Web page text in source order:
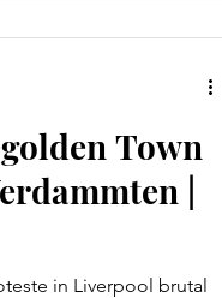
Town
|
in Liverpool brutal